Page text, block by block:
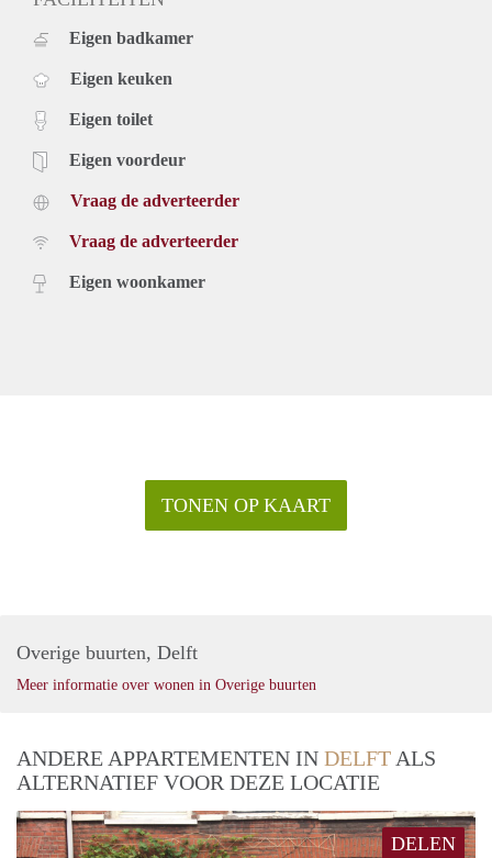
Eigen badkamer
Eigen keuken
Eigen toilet
Eigen voordeur
Vraag de adverteerder
Vraag de adverteerder
Eigen woonkamer
TONEN OP KAART
Overige buurten, Delft
Meer informatie over wonen in Overige buurten
ANDERE APPARTEMENTEN IN DELFT ALS
ALTERNATIEF VOOR DEZE LOCATIE
DELEN